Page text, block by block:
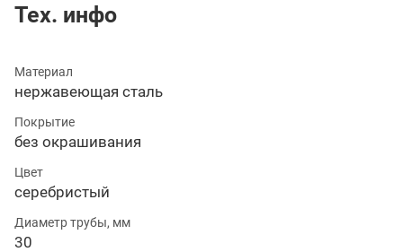
Тех. инфо
Материал
нержавеющая сталь
Покрытие
без окрашивания
Цвет
серебристый
Диаметр трубы, мм
30